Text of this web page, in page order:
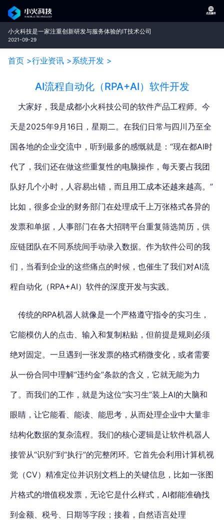
小火科技是一家注重创新研发与服务体验的IT技术公司
2021-09-29
首页 >行业资讯 >系统开发 >
AI流程自动化（RPA+AI）软件开发
大家好，我是成都小火科技公司的软件产品工程师。今
天是2025年9月16日，星期二。 在我们日常与四川乃至全
国各地的企业交流中，听到最多的感慨就是：“现在都AI时
代了，我们还在做这些重复性的电脑操作 ，每天要占我团
队好几个小时，人容易出错，而且用工成本还越来越高。”
比如，很多企业的财务部门在处理成千上万张格式各异的
发票和单据，人事部门在各大招聘平台重复筛选简历，供
应链团队在不同系统间手动录入数据。 作为软件公司的我
们，当看到企业的这些痛点的时候，也催生了我们对AI流
程自动化（RPA+AI）软件的深度开发与实践。
传统的RPA机器人就像是一个严格遵守指令的实习生，
它能模仿人的点击、输入和复制粘贴，但前提是规则必须
绝对固定。一旦遇到一张发票的格式稍微变化，或者需要
从一份合同中理解“违约金”条款的含义，它就无能为力
了。而我们的工作，就是为这位“实习生”装上AI的大脑和
眼睛，让它能看、能读、能思考，从而处理企业中大量非
结构化数据的复杂流程。我们的核心逻辑是让软件机器人
接管从“识别”到“执行”的完整闭环。它首先会利用计算机视
觉（CV）精准定位并识别文档上的关键信息，比如一张图
片格式的增值税发票，无论它是什么样式，AI都能准确找
到金额、税号、日期等字段；接着，自然语言处理